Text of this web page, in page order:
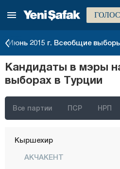
Июнь 2015 г. Всеобщие
Кандидаты в мэры
выборах в Турции
Все партии ПСР НРП
Караман
Кайсери
Килис
Кыркларэли
Кыршехир
АКЧАКЕНТ